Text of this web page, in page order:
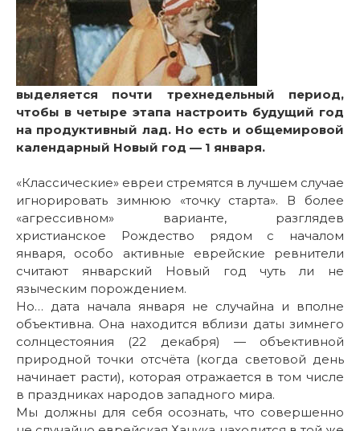
выделяется почти трехнедельный период,
чтобы в четыре этапа настроить будущий год
на продуктивный лад. Но есть и общемировой
календарный Новый год — 1 января.
«Классические» евреи стремятся в лучшем случае
игнорировать зимнюю «точку старта». В более
«агрессивном» варианте, разглядев
христианское Рождество рядом с началом
января, особо активные еврейские ревнители
считают январский Новый год чуть ли не
языческим порождением.
Но… дата начала января не случайна и вполне
объективна. Она находится вблизи даты зимнего
солнцестояния (22 декабря) — объективной
природной точки отсчёта (когда световой день
начинает расти), которая отражается в том числе
в праздниках народов западного мира.
Мы должны для себя осознать, что совершенно